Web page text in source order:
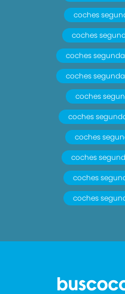
coches
coches
coches
coches
coches
coches
coches
coches
coches
coches